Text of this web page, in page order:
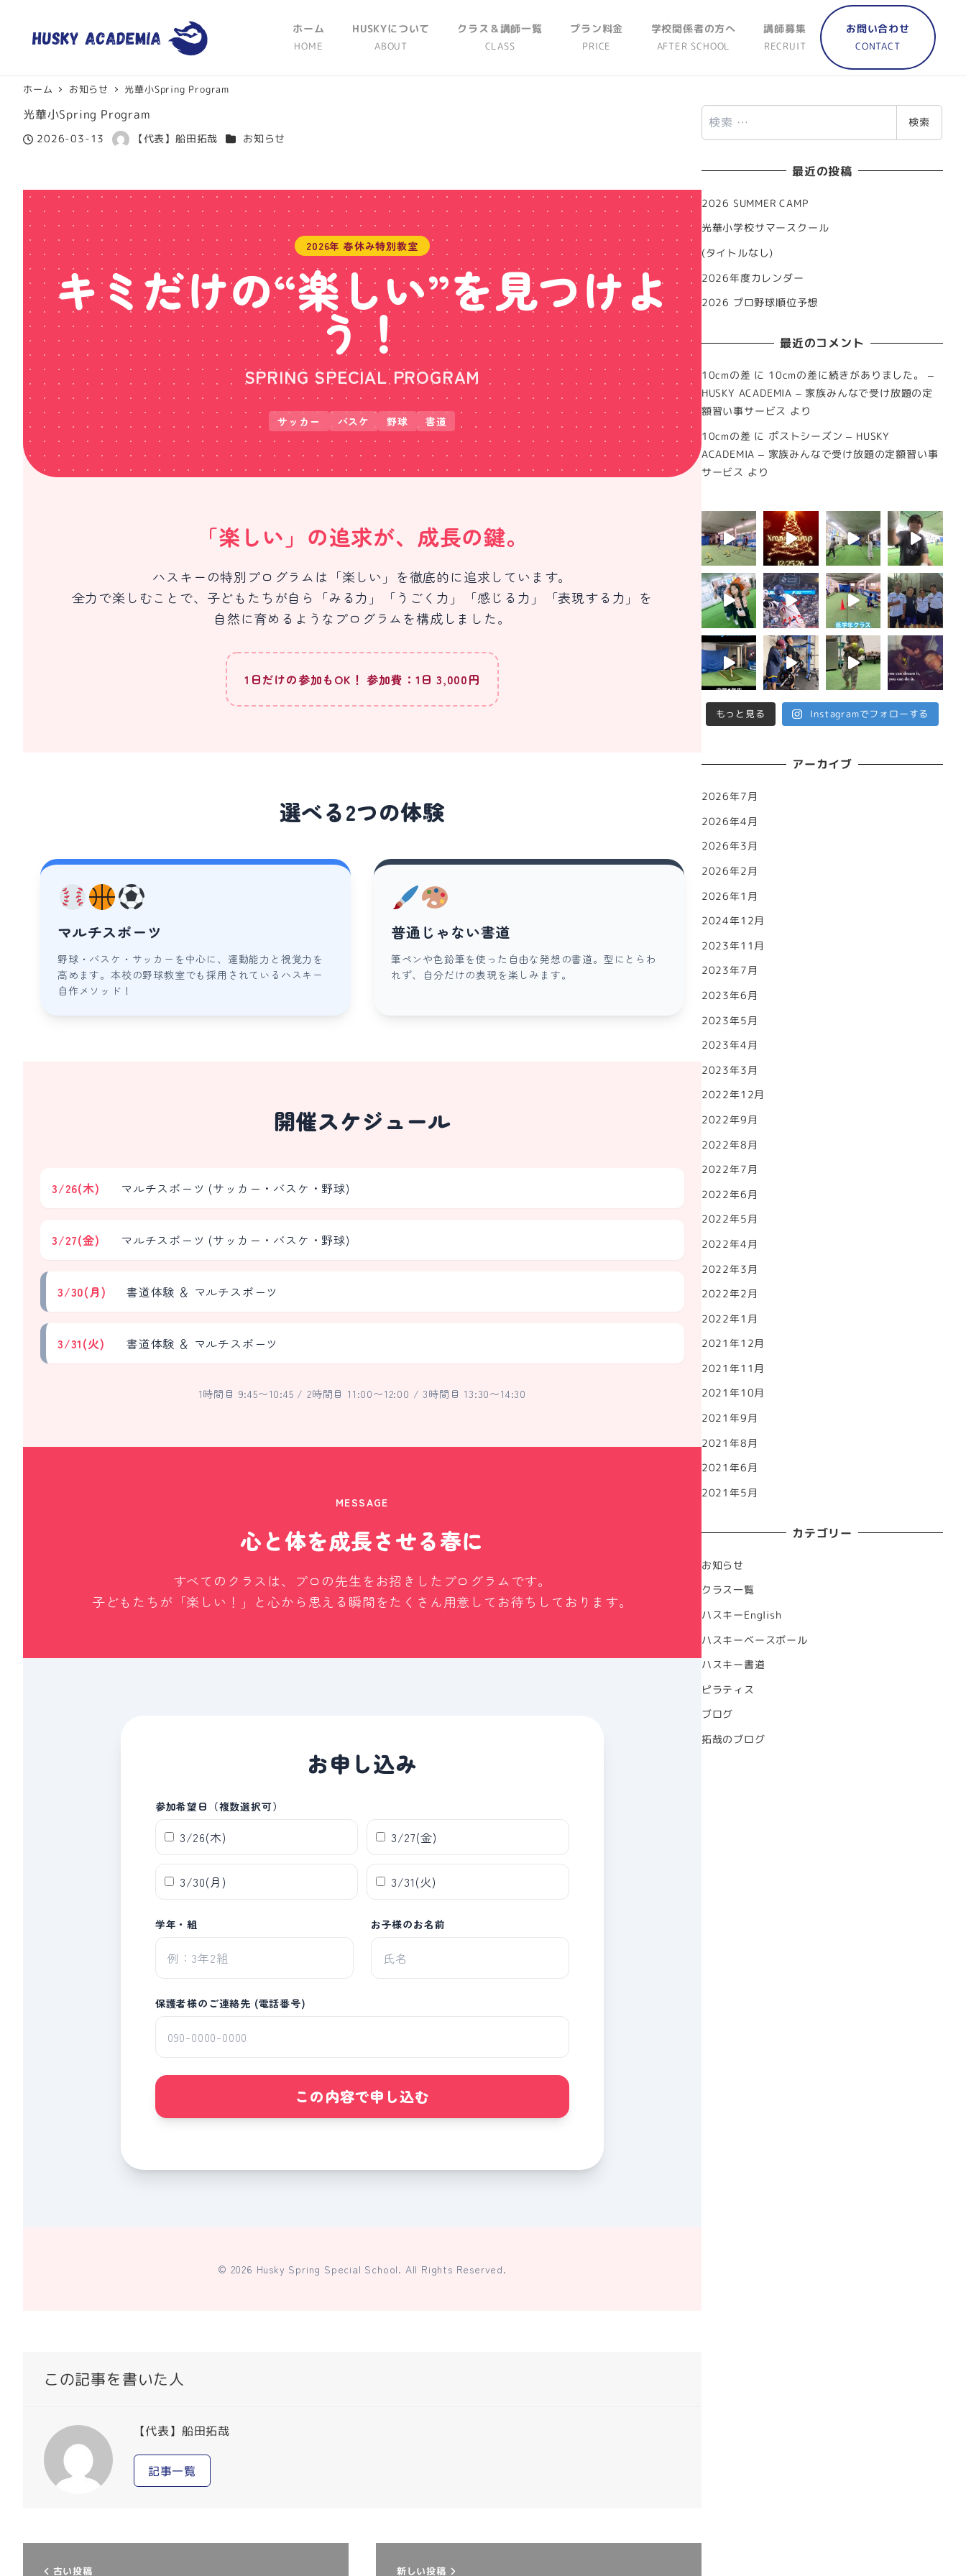
ホーム
HOME
HUSKYについて
ABOUT
クラス＆講師一覧
CLASS
プラン料金
PRICE
学校関係者の方へ
AFTER SCHOOL
講師募集
RECRUIT
お問い合わせ
CONTACT
ホーム お知らせ 光華小Spring Program
光華小Spring Program
投稿日
2026-03-13
著
【代表】船田拓哉 カテゴリー
お知らせ
2026年 春休み特別教室
キミだけの“楽しい”を見つけよ
う！
SPRING SPECIAL PROGRAM
サッカー バスケ 野球 書道
「楽しい」の追求が、成長の鍵。
ハスキーの特別プログラムは「楽しい」を徹底的に追求しています。
全力で楽しむことで、子どもたちが自ら「みる力」「うごく力」「感じる力」「表現する力」を
自然に育めるようなプログラムを構成しました。
1日だけの参加もOK！ 参加費：1日 3,000円
選べる2つの体験
マルチスポーツ
野球・バスケ・サッカーを中心に、運動能力と視覚力を
高めます。本校の野球教室でも採用されているハスキー
自作メソッド！
普通じゃない書道
筆ペンや色鉛筆を使った自由な発想の書道。型にとらわ
れず、自分だけの表現を楽しみます。
開催スケジュール
3/26(木) マルチスポーツ (サッカー・バスケ・野球)
3/27(金) マルチスポーツ (サッカー・バスケ・野球)
3/30(月) 書道体験 ＆ マルチスポーツ
3/31(火) 書道体験 ＆ マルチスポーツ
1時間目 9:45〜10:45 / 2時間目 11:00〜12:00 / 3時間目 13:30〜14:30
MESSAGE
心と体を成長させる春に
すべてのクラスは、プロの先生をお招きしたプログラムです。
子どもたちが「楽しい！」と心から思える瞬間をたくさん用意してお待ちしております。
お申し込み
参加希望日（複数選択可）
3/26(木) 3/27(金)
3/30(月) 3/31(火)
学年・組 お子様のお名前
保護者様のご連絡先 (電話番号)
この内容で申し込む
© 2026 Husky Spring Special School. All Rights Reserved.
この記事を書いた人
【代表】船田拓哉
記事一覧
古い投稿 新しい投稿
検
索
検索
最近の投稿
2026 SUMMER CAMP
光華小学校サマースクール
(タイトルなし)
2026年度カレンダー
2026 プロ野球順位予想
最近のコメント
10cmの差 に 10cmの差に続きがありました。 –
HUSKY ACADEMIA – 家族みんなで受け放題の定
額習い事サービス より
10cmの差 に ポストシーズン – HUSKY
ACADEMIA – 家族みんなで受け放題の定額習い事
サービス より
もっと見る Instagramでフォローする
アーカイブ
2026年7月
2026年4月
2026年3月
2026年2月
2026年1月
2024年12月
2023年11月
2023年7月
2023年6月
2023年5月
2023年4月
2023年3月
2022年12月
2022年9月
2022年8月
2022年7月
2022年6月
2022年5月
2022年4月
2022年3月
2022年2月
2022年1月
2021年12月
2021年11月
2021年10月
2021年9月
2021年8月
2021年6月
2021年5月
カテゴリー
お知らせ
クラス一覧
ハスキーEnglish
ハスキーベースボール
ハスキー書道
ピラティス
ブログ
拓哉のブログ